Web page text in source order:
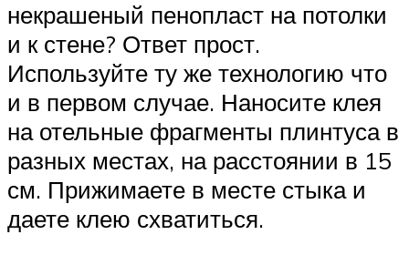
некрашеный пенопласт на потолки
и к стене? Ответ прост.
Используйте ту же технологию что
и в первом случае. Наносите клея
на отельные фрагменты плинтуса в
разных местах, на расстоянии в 15
см. Прижимаете в месте стыка и
даете клею схватиться.